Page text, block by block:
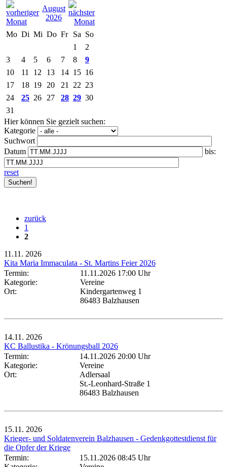
August
2026
Mo Di Mi Do Fr Sa So
1
2
3
4 5 6 7 8
9
10
11 12 13 14 15 16
17
18 19 20 21 22 23
24
25 26 27 28 29 30
31
Hier können Sie gezielt suchen:
Kategorie
Suchwort
Datum
bis:
reset
zurück
1
2
11.11. 2026
Kita Maria Immaculata - St. Martins Feier 2026
Termin:
11.11.2026 17:00 Uhr
Kategorie:
Vereine
Ort:
Kindergartenweg 1
86483 Balzhausen
14.11. 2026
KC Ballustika - Krönungsball 2026
Termin:
14.11.2026 20:00 Uhr
Kategorie:
Vereine
Ort:
Adlersaal
St.-Leonhard-Straße 1
86483 Balzhausen
15.11. 2026
Krieger- und Soldatenverein Balzhausen - Gedenkgottestdienst für
die Opfer der Kriege
Termin:
15.11.2026 08:45 Uhr